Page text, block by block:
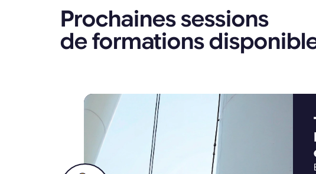
Prochaines sessions
de formations